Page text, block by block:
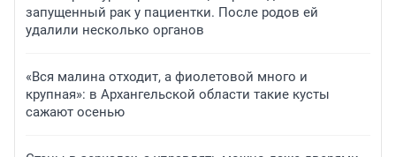
запущенный рак у пациентки. После родов ей
удалили несколько органов
«Вся малина отходит, а фиолетовой много и
крупная»: в Архангельской области такие кусты
сажают осенью